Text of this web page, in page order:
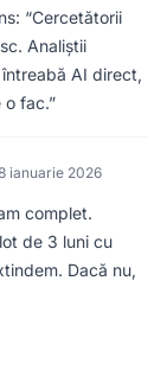
“Cercetătorii
Analiștii
AI direct,
fac.”
ianuarie 2026
complet.
de 3 luni cu
Dacă nu,